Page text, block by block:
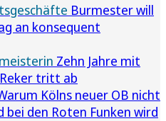
Burmester will
an konsequent
Zehn Jahre mit
tritt ab
Kölns neuer OB nicht
den Roten Funken wird